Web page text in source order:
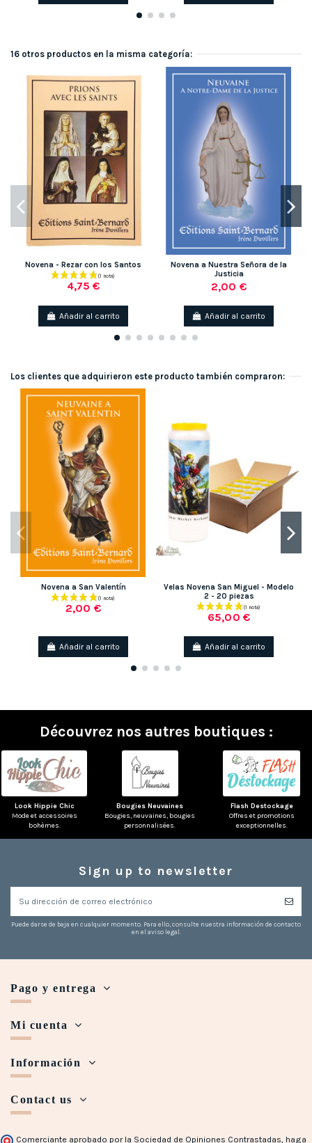
16 otros productos en la misma categoría:
Novena - Rezar con los Santos
4,75 €
Añadir al carrito
Novena a Nuestra Señora de la
Justicia
2,00 €
Añadir al carrito
Los clientes que adquirieron este producto también compraron:
Novena a San Valentín
2,00 €
Añadir al carrito
Velas Novena San Miguel - Modelo
2 - 20 piezas
65,00 €
Añadir al carrito
Découvrez nos autres boutiques :
Look Hippie Chic
Mode et accessoires
bohèmes.
Bougies Neuvaines
Bougies, neuvaines, bougies
personnalisées.
Flash Destockage
Offres et promotions
exceptionnelles.
Sign up to newsletter
Puede darse de baja en cualquier momento. Para ello, consulte nuestra información de contacto
en el aviso legal.
Pago y entrega
Mi cuenta
Información
Contact us
Comerciante aprobado por la Sociedad de Opiniones Contrastadas, haga